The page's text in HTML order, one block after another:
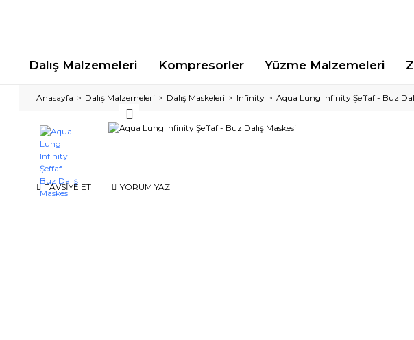
Dalış Malzemeleri Kompresorler Yüzme Malzemeleri
Anasayfa Dalış Malzemeleri Dalış Maskeleri Infinity Aqua Lung Infinity Şeffaf - Buz
TAVSİYE ET YORUM YAZ